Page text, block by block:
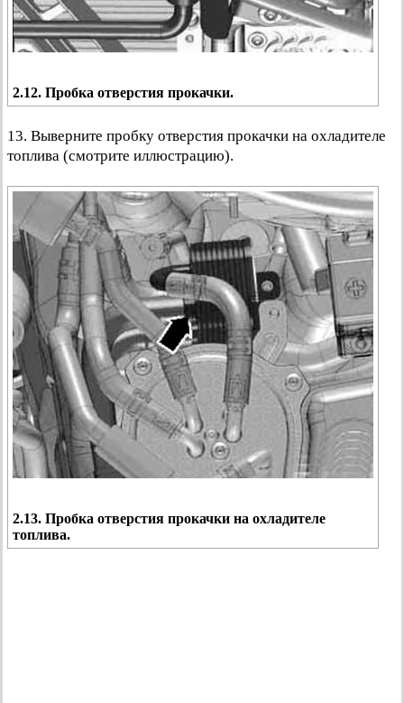
2.12. Пробка отверстия прокачки.
13. Выверните пробку отверстия прокачки на охладителе
топлива (смотрите иллюстрацию).
2.13. Пробка отверстия прокачки на охладителе
топлива.